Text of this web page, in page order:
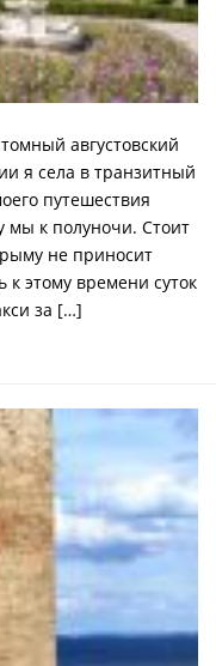
августовский
я села в транзитный
путешествия
мы к полуночи. Стоит
не приносит
этому времени суток
за […]